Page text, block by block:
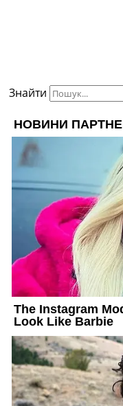
Знайти